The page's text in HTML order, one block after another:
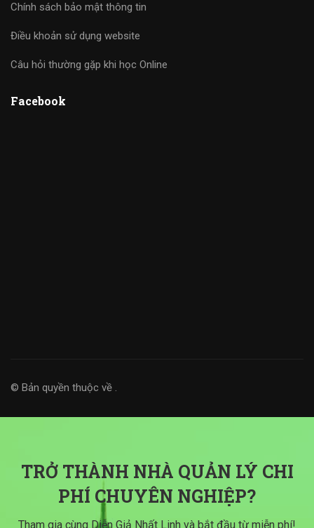
Chính sách bảo mật thông tin
Điều khoản sử dụng website
Câu hỏi thường gặp khi học Online
Facebook
© Bản quyền thuộc về .
TRỞ THÀNH NHÀ QUẢN LÝ CHI
PHÍ CHUYÊN NGHIỆP?
Tham gia cùng Diễn Giả Nhất Linh và bắt đầu từ miễn phí!